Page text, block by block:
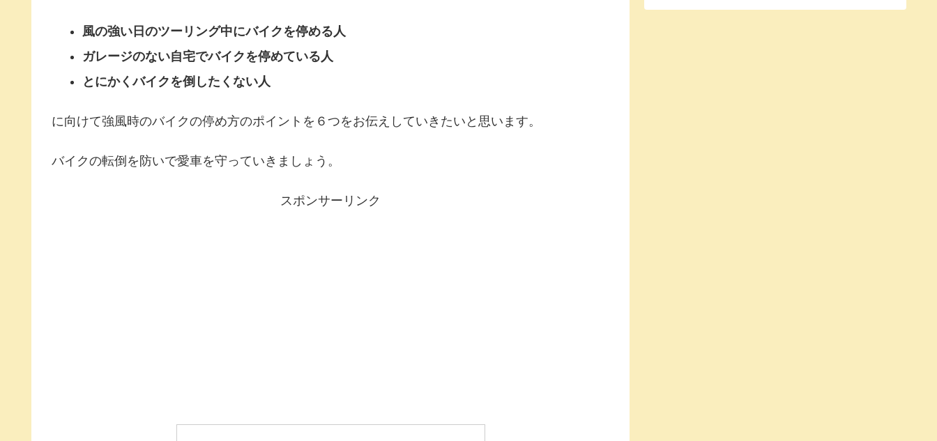
風の強い日のツーリング中にバイクを停める人
ガレージのない自宅でバイクを停めている人
とにかくバイクを倒したくない人
に向けて強風時のバイクの停め方のポイントを６つをお伝えしていきたいと思います。
バイクの転倒を防いで愛車を守っていきましょう。
スポンサーリンク